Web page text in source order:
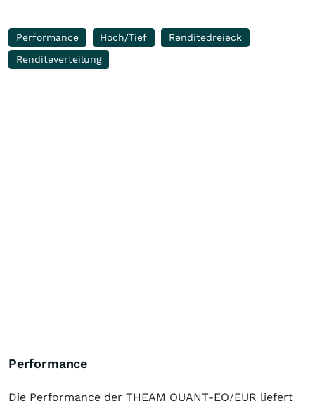
Performance Hoch/Tief
Renditedreieck
Renditeverteilung
Performance
Die Performance der THEAM QUANT-EQ/EUR liefert